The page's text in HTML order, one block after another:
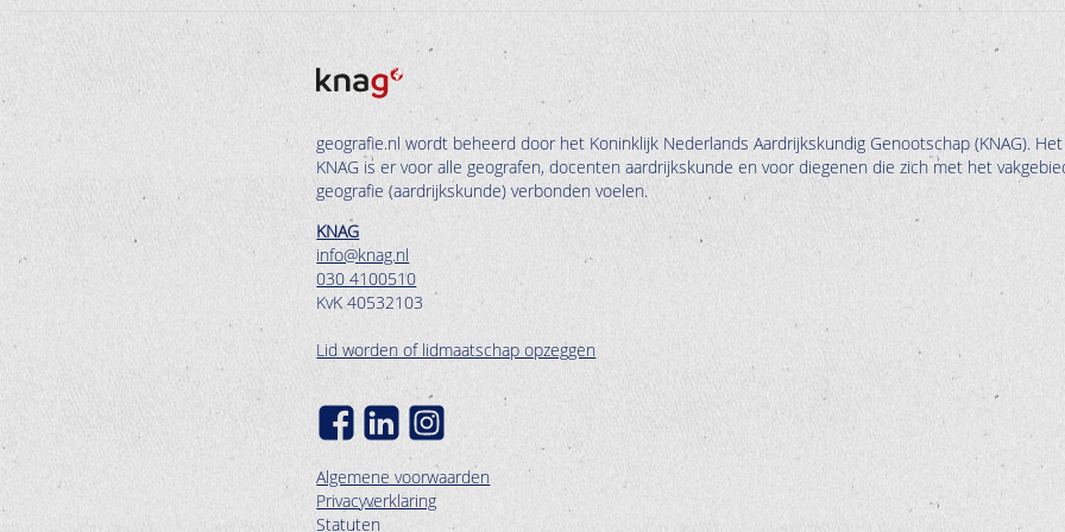
geografie.nl wordt beheerd door het Koninklijk Nederlands Aardrijkskundig Genootschap (KNAG). Het
KNAG is er voor alle geografen, docenten aardrijkskunde en voor diegenen die zich met het
geografie (aardrijkskunde) verbonden voelen.
KNAG
info@knag.nl
030 4100510
KvK 40532103
Lid worden of lidmaatschap opzeggen
Algemene voorwaarden
Privacyverklaring
Statuten